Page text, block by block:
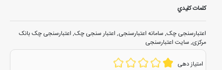
کلمات کليدي
اعتبارسنجی چک, سامانه اعتبارسنجی, اعتبار سنجی چک, اعتبارسنجی چک بانک
مرکزی, سایت اعتبارسنجی
امتیاز دهی